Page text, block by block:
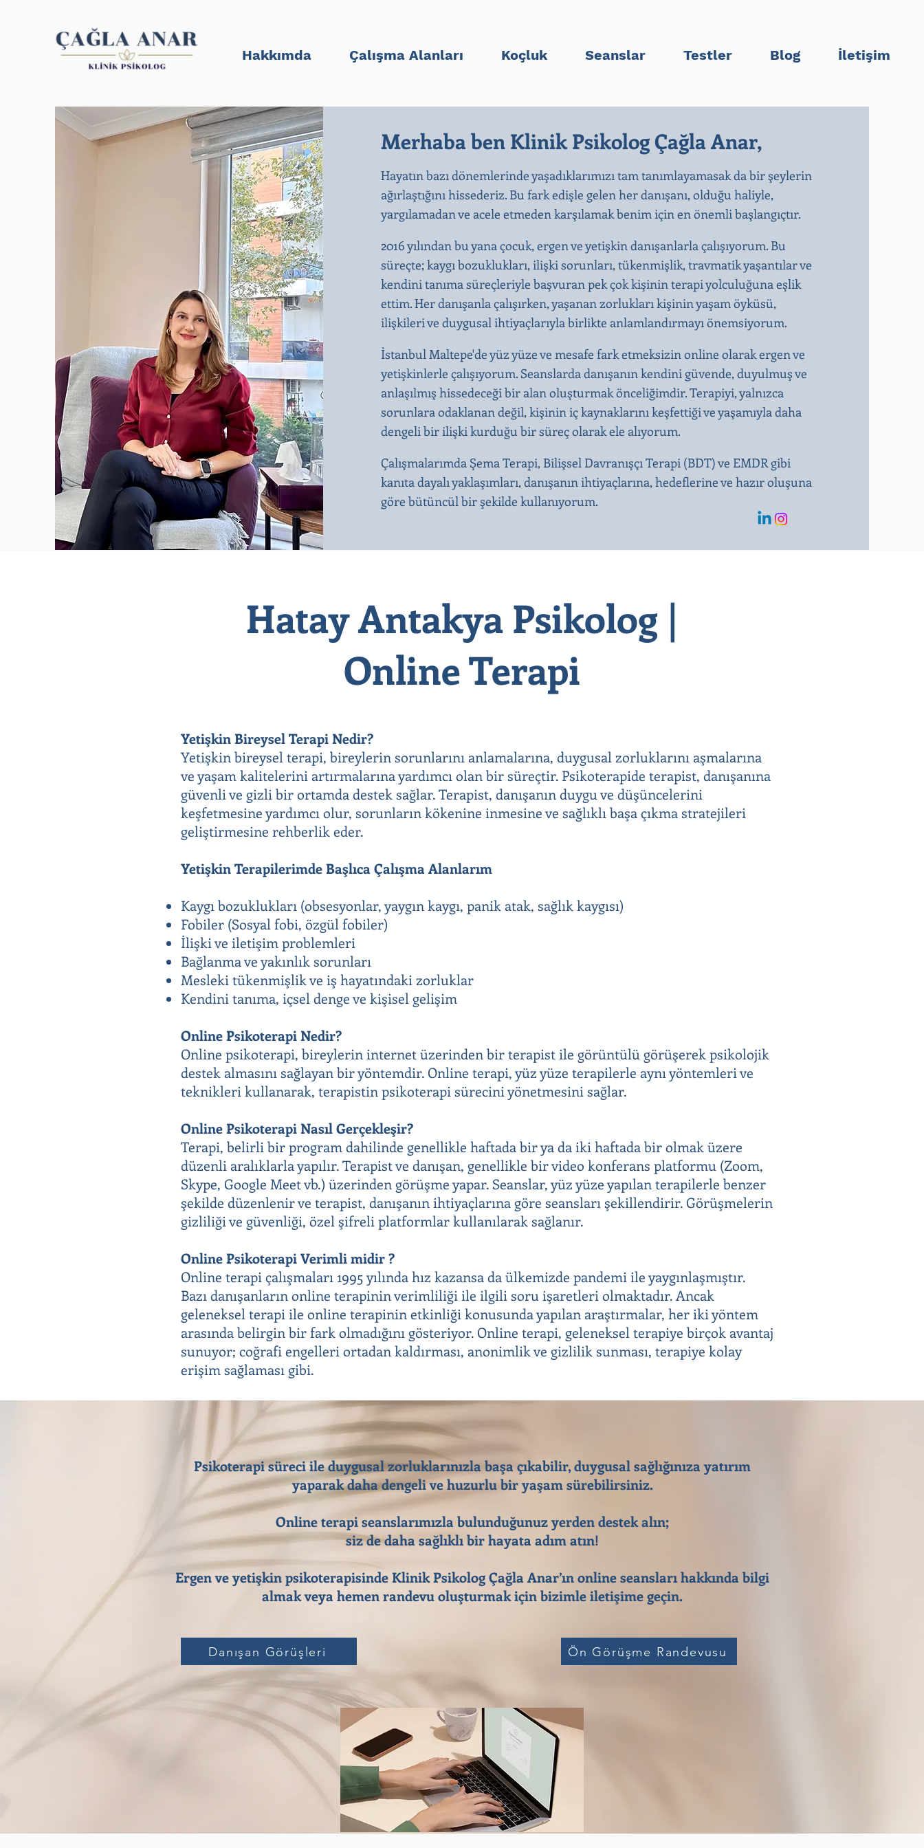
Hakkımda Çalışma Alanları Koçluk Seanslar Testler Blog İletişim
Merhaba ben Klinik Psikolog Çağla Anar,
Hayatın bazı dönemlerinde yaşadıklarımızı tam tanımlayamasak da bir şeylerin
ağırlaştığını hissederiz. Bu fark edişle gelen her danışanı, olduğu haliyle,
yargılamadan ve acele etmeden karşılamak benim için en önemli başlangıçtır.​
2016 yılından bu yana çocuk, ergen ve yetişkin danışanlarla çalışıyorum. Bu
süreçte; kaygı bozuklukları, ilişki sorunları, tükenmişlik, travmatik yaşantılar ve
kendini tanıma süreçleriyle başvuran pek çok kişinin terapi yolculuğuna eşlik
ettim. Her danışanla çalışırken, yaşanan zorlukları kişinin yaşam öyküsü,
ilişkileri ve duygusal ihtiyaçlarıyla birlikte anlamlandırmayı önemsiyorum.
İstanbul Maltepe'de yüz yüze ve mesafe fark etmeksizin online olarak ergen ve
yetişkinlerle çalışıyorum. Seanslarda danışanın kendini güvende, duyulmuş ve
anlaşılmış hissedeceği bir alan oluşturmak önceliğimdir. Terapiyi, yalnızca
sorunlara odaklanan değil, kişinin iç kaynaklarını keşfettiği ve yaşamıyla daha
dengeli bir ilişki kurduğu bir süreç olarak ele alıyorum.
Çalışmalarımda Şema Terapi, Bilişsel Davranışçı Terapi (BDT) ve EMDR gibi
kanıta dayalı yaklaşımları, danışanın ihtiyaçlarına, hedeflerine ve hazır oluşuna
göre bütüncül bir şekilde kullanıyorum.
Hatay Antakya Psikolog |
Online Terapi
Yetişkin Bireysel Terapi Nedir?
Yetişkin bireysel terapi, bireylerin sorunlarını anlamalarına, duygusal zorluklarını aşmalarına
ve yaşam kalitelerini artırmalarına yardımcı olan bir süreçtir. Psikoterapide terapist, danışanına
güvenli ve gizli bir ortamda destek sağlar. Terapist, danışanın duygu ve düşüncelerini
keşfetmesine yardımcı olur, sorunların kökenine inmesine ve sağlıklı başa çıkma stratejileri
geliştirmesine rehberlik eder.
Yetişkin Terapilerimde Başlıca Çalışma Alanlarım
Kaygı bozuklukları (obsesyonlar, yaygın kaygı, panik atak, sağlık kaygısı)
Fobiler (Sosyal fobi, özgül fobiler)
İlişki ve iletişim problemleri
Bağlanma ve yakınlık sorunları
Mesleki tükenmişlik ve iş hayatındaki zorluklar
Kendini tanıma, içsel denge ve kişisel gelişim
Online Psikoterapi Nedir?
Online psikoterapi, bireylerin internet üzerinden bir terapist ile görüntülü görüşerek psikolojik
destek almasını sağlayan bir yöntemdir. Online terapi, yüz yüze terapilerle aynı yöntemleri ve
teknikleri kullanarak, terapistin psikoterapi sürecini yönetmesini sağlar.
Online Psikoterapi Nasıl Gerçekleşir?
Terapi, belirli bir program dahilinde genellikle haftada bir ya da iki haftada bir olmak üzere
düzenli aralıklarla yapılır. Terapist ve danışan, genellikle bir video konferans platformu (Zoom,
Skype, Google Meet vb.) üzerinden görüşme yapar. Seanslar, yüz yüze yapılan terapilerle benzer
şekilde düzenlenir ve terapist, danışanın ihtiyaçlarına göre seansları şekillendirir. Görüşmelerin
gizliliği ve güvenliği, özel şifreli platformlar kullanılarak sağlanır.
Online Psikoterapi Verimli midir ?
Online terapi çalışmaları 1995 yılında hız kazansa da ülkemizde pandemi ile yaygınlaşmıştır.
Bazı danışanların online terapinin verimliliği ile ilgili soru işaretleri olmaktadır. Ancak
geleneksel terapi ile online terapinin etkinliği konusunda yapılan araştırmalar, her iki yöntem
arasında belirgin bir fark olmadığını gösteriyor. Online terapi, geleneksel terapiye birçok avantaj
sunuyor; coğrafi engelleri ortadan kaldırması, anonimlik ve gizlilik sunması, terapiye kolay
erişim sağlaması gibi.
Psikoterapi süreci ile duygusal zorluklarınızla başa çıkabilir, duygusal sağlığınıza yatırım
yaparak daha dengeli ve huzurlu bir yaşam sürebilirsiniz.
Online terapi seanslarımızla bulunduğunuz yerden destek alın;
siz de daha sağlıklı bir hayata adım atın!
Ergen ve yetişkin psikoterapisinde Klinik Psikolog Çağla Anar’ın online seansları hakkında bilgi
almak veya hemen randevu oluşturmak için bizimle iletişime geçin.​
Danışan Görüşleri Ön Görüşme Randevusu